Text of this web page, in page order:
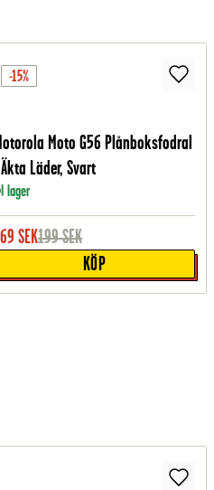
-15%
Moto G56 Plånboksfodral
Läder, Svart
I lager
SEK199SEK
KÖP